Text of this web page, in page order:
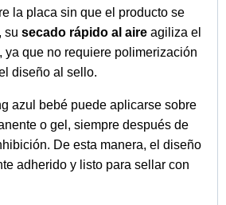
la placa sin que el producto se
su secado rápido al aire agiliza el
ya que no requiere polimerización
diseño al sello.
azul bebé puede aplicarse sobre
o gel, siempre después de
De esta manera, el diseño
adherido y listo para sellar con